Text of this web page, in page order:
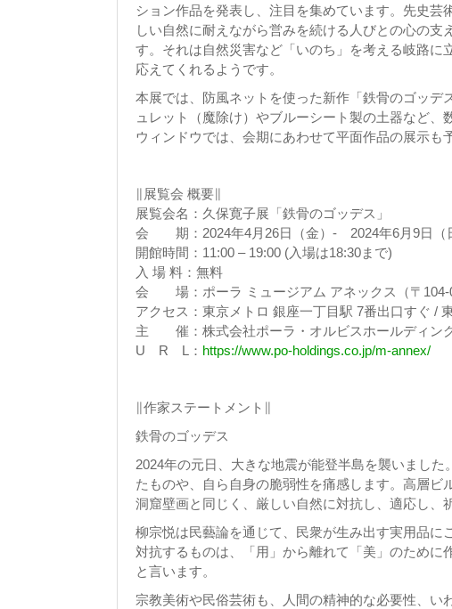
ション作品を発表し、注目を集めています。先史
しい自然に耐えながら営みを続ける人びとの心の
す。それは自然災害など「いのち」を考える岐路に
応えてくれるようです。
本展では、防風ネットを使った新作「鉄骨のゴッ
ュレット（魔除け）やブルーシート製の土器など
ウィンドウでは、会期にあわせて平面作品の展示も
∥展覧会 概要∥
展覧会名：久保寛子展「鉄骨のゴッデス」
会 期：2024年4月26日（金）- 2024年6月9日（
開館時間：11:00 – 19:00 (入場は18:30まで)
入 場 料：無料
会 場：ポーラ ミュージアム アネックス（〒104-
アクセス：東京メトロ 銀座一丁目駅 7番出口すぐ /
主 催：株式会社ポーラ・オルビスホールディン
U R L： https://www.po-holdings.co.jp/m-annex/
∥作家ステートメント∥
鉄骨のゴッデス
2024年の元日、大きな地震が能登半島を襲いまし
たものや、自ら自身の脆弱性を痛感します。高層
洞窟壁画と同じく、厳しい自然に対抗し、適応し、
柳宗悦は民藝論を通じて、民衆が生み出す実用品
対抗するものは、「用」から離れて「美」のため
と言います。
宗教美術や民俗芸術も、人間の精神的な必要性、い